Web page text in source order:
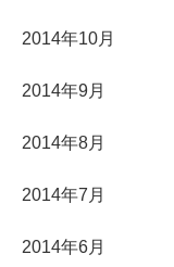
2014年10月
2014年9月
2014年8月
2014年7月
2014年6月